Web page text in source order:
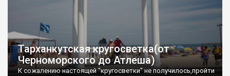
Тарханкутская кругосветка(от
Черноморского до Атлеша)
К сожалению настоящей "кругосветки" не получилось,пройти